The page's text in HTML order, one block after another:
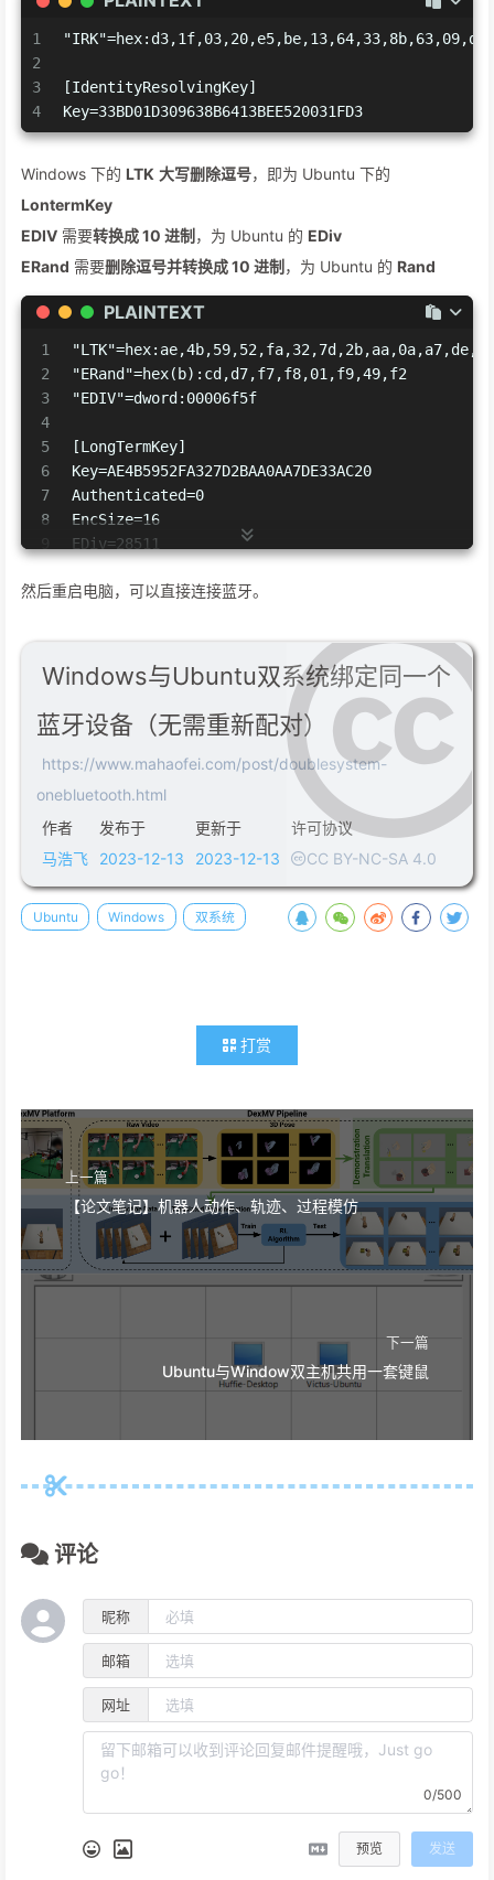
1
2
3
4
[IdentityResolvingKey]
Key=33BD01D309638B6413BEE520031FD3
Windows 下的 LTK 大写删除逗号，即为 Ubuntu 下的
LontermKey
EDIV 需要转换成 10 进制 ，为 Ubuntu 的 EDiv
ERand 需要删除逗号并转换成 10 进制 ，为 Ubuntu 的 Rand
PLAINTEXT
1
2
3
4
5
6
7
8
"ERand"=hex(b):cd,d7,f7,f8,01,f9,49,f2
"EDIV"=dword:00006f5f
[LongTermKey]
Key=AE4B5952FA327D2BAA0AA7DE33AC20
Authenticated=0
EncSize=16
EDiv=28511
然后重启电脑，可以直接连接蓝牙。
Windows与Ubuntu双系统绑定同一个
蓝牙设备（无需重新配对）
https://www.mahaofei.com/post/doublesystem-
onebluetooth.html
作者
马浩飞
发布于
2023-12-13
更新于
2023-12-13
许可协议
CC BY-NC-SA 4.0
Ubuntu Windows 双系统
打赏
上一篇
【论文笔记】机器人动作、轨迹、过程模仿
下一篇
Ubuntu与Window双主机共用一套键鼠
评论
昵称
邮箱
网址
0/500
预览 发送